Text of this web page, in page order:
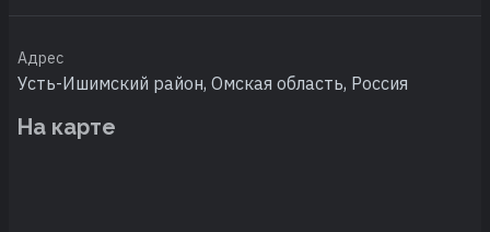
Адрес
Усть-Ишимский район, Омская область, Россия
На карте